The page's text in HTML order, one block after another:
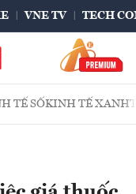
VNE TV TECH
TẾ SỐKINH TẾ XANH